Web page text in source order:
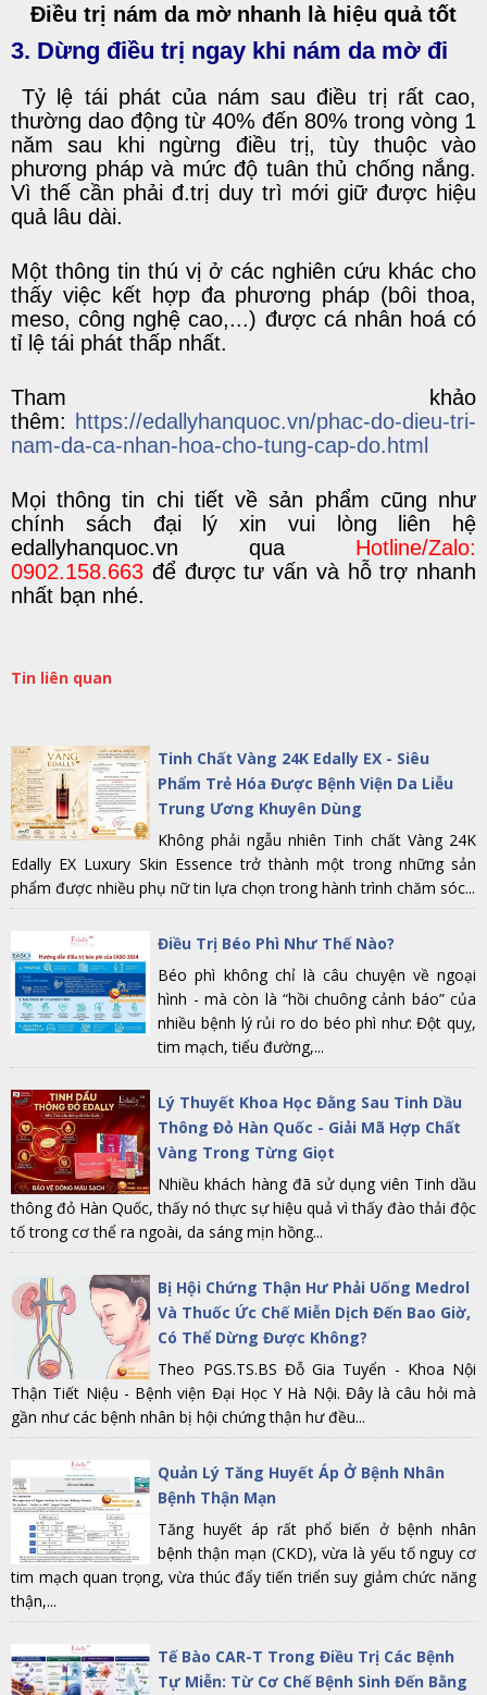
Điều trị nám da mờ nhanh là hiệu quả tốt
3. Dừng điều trị ngay khi nám da mờ đi
Tỷ lệ tái phát của nám sau điều trị rất cao,
thường dao động từ 40% đến 80% trong vòng 1
năm sau khi ngừng điều trị, tùy thuộc vào
phương pháp và mức độ tuân thủ chống nắng.
Vì thế cần phải đ.trị duy trì mới giữ được hiệu
quả lâu dài.
Một thông tin thú vị ở các nghiên cứu khác cho
thấy việc kết hợp đa phương pháp (bôi thoa,
meso, công nghệ cao,...) được cá nhân hoá có
tỉ lệ tái phát thấp nhất.
Tham khảo
thêm: https://edallyhanquoc.vn/phac-do-dieu-tri-
nam-da-ca-nhan-hoa-cho-tung-cap-do.html
Mọithông tin chi tiếtvềsản phẩm cũng như
chính sách đại lý xin vui lòng liên hệ
edallyhanquoc.vn qua Hotline/Zalo:
0902.158.663 để được tư vấn và hỗ trợ nhanh
nhất bạn nhé.
Tin liên quan
Tinh Chất Vàng 24K Edally EX - Siêu
Phẩm Trẻ Hóa Được Bệnh Viện Da Liễu
Trung Ương Khuyên Dùng
Không phải ngẫu nhiên Tinh chất Vàng 24K
Edally EX Luxury Skin Essence trở thành một trong những sản
phẩm được nhiều phụ nữ tin lựa chọn trong hành trình chăm sóc...
Điều Trị Béo Phì Như Thế Nào?
Béo phì không chỉ là câu chuyện về ngoại
hình - mà còn là “hồi chuông cảnh báo” của
nhiều bệnh lý rủi ro do béo phì như: Đột quỵ,
tim mạch, tiểu đường,...
Lý Thuyết Khoa Học Đằng Sau Tinh Dầu
Thông Đỏ Hàn Quốc - Giải Mã Hợp Chất
Vàng Trong Từng Giọt
Nhiều khách hàng đã sử dụng viên Tinh dầu
thông đỏ Hàn Quốc, thấy nó thực sự hiệu quả vì thấy đào thải độc
tố trong cơ thể ra ngoài, da sáng mịn hồng...
Bị Hội Chứng Thận Hư Phải Uống Medrol
Và Thuốc Ức Chế Miễn Dịch Đến Bao Giờ,
Có Thể Dừng Được Không?
Theo PGS.TS.BS Đỗ Gia Tuyển - Khoa Nội
Thận Tiết Niệu - Bệnh viện Đại Học Y Hà Nội. Đây là câu hỏi mà
gần như các bệnh nhân bị hội chứng thận hư đều...
Quản Lý Tăng Huyết Áp Ở Bệnh Nhân
Bệnh Thận Mạn
Tăng huyết áp rất phổ biến ở bệnh nhân
bệnh thận mạn (CKD), vừa là yếu tố nguy cơ
tim mạch quan trọng, vừa thúc đẩy tiến triển suy giảm chức năng
thận,...
Tế Bào CAR-T Trong Điều Trị Các Bệnh
Tự Miễn: Từ Cơ Chế Bệnh Sinh Đến Bằng